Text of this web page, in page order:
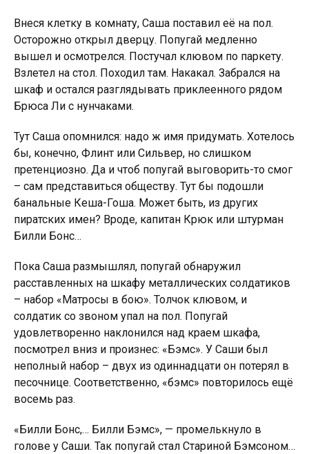
Внеся клетку в комнату, Саша поставил её на пол.
Осторожно открыл дверцу. Попугай медленно
вышел и осмотрелся. Постучал клювом по паркету.
Взлетел на стол. Походил там. Накакал. Забрался на
шкаф и остался разглядывать приклеенного рядом
Брюса Ли с нунчаками.
Тут Саша опомнился: надо ж имя придумать. Хотелось
бы, конечно, Флинт или Сильвер, но слишком
претенциозно. Да и чтоб попугай выговорить-то смог
– сам представиться обществу. Тут бы подошли
банальные Кеша-Гоша. Может быть, из других
пиратских имен? Вроде, капитан Крюк или штурман
Билли Бонс…
Пока Саша размышлял, попугай обнаружил
расставленных на шкафу металлических солдатиков
– набор «Матросы в бою». Толчок клювом, и
солдатик со звоном yпал на пол. Попугай
удовлетворенно наклонился над краем шкафа,
посмотрел вниз и произнес: «Бэмс». У Саши был
неполный набор – двух из одиннадцати он потерял в
песочнице. Соответственно, «бэмс» повторилось ещё
восемь раз.
«Билли Бонс,… Билли Бэмс», — промелькнуло в
голове у Саши. Так попугай стал Стариной Бэмсоном…